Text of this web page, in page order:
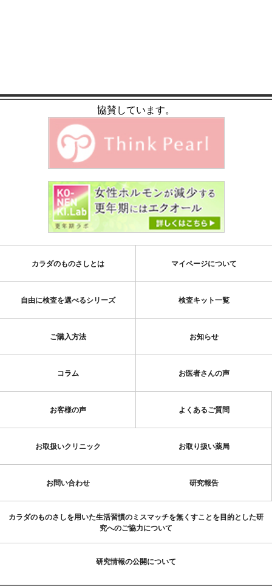
協賛しています。
カラダのものさしとは マイページについて
自由に検査を選べるシリーズ 検査キット一覧
ご購入方法 お知らせ
コラム お医者さんの声
お客様の声 よくあるご質問
お取扱いクリニック お取り扱い薬局
お問い合わせ 研究報告
カラダのものさしを用いた生活習慣のミスマッチを無くすことを目的とした研
究へのご協力について
研究情報の公開について